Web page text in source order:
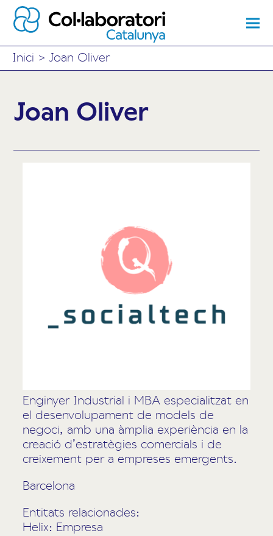
Inici > Joan Oliver
Joan Oliver
Enginyer Industrial i MBA especialitzat en
el desenvolupament de models de
negoci, amb una àmplia experiència en la
creació d’estratègies comercials i de
creixement per a empreses emergents.
Barcelona
Entitats relacionades:
Helix: Empresa